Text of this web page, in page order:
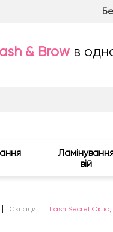
& Brow в
вій
Склади Lash Secret